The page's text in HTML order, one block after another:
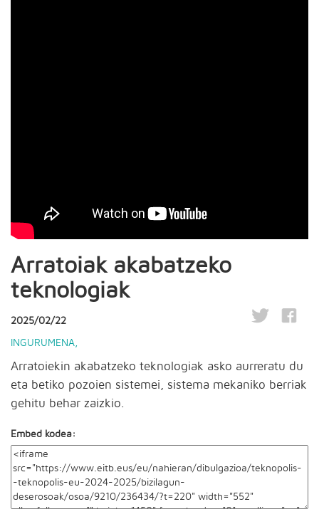
Arratoiak akabatzeko
teknologiak
2025/02/22
INGURUMENA
Arratoiekin akabatzeko teknologiak asko aurreratu du
eta betiko pozoien sistemei, sistema mekaniko berriak
gehitu behar zaizkio.
Embed kodea: